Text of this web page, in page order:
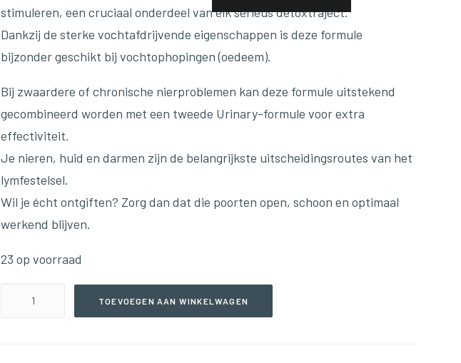
stimuleren, een cruciaal onderdeel van elk serieus detoxtraject.
Dankzij de sterke vochtafdrijvende eigenschappen is deze formule
bijzonder geschikt bij vochtophopingen (oedeem).
Bij zwaardere of chronische nierproblemen kan deze formule uitstekend
gecombineerd worden met een tweede Urinary-formule voor extra
effectiviteit.
Je nieren, huid en darmen zijn de belangrijkste uitscheidingsroutes van het
lymfestelsel.
Wil je écht ontgiften? Zorg dan dat die poorten open, schoon en optimaal
werkend blijven.
23 op voorraad
TOEVOEGEN AAN WINKELWAGEN